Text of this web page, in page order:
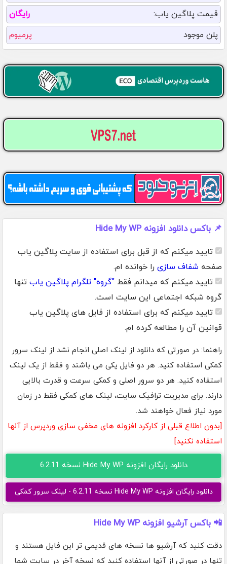
قیمت پلاگین یاب:
رایگان
پلن موجود
پرمیوم
📌 باکس دانلود افزونه Hide My WP
تایید میکنم که از قبل برای استفاده از سایت پلاگین یاب
صفحه شفاف سازی را خوانده ام.
تایید میکنم که میدانم فقط "گروه" تلگرام پلاگین یاب تنها
گروه شبکه اجتماعی این سایت است.
تایید میکنم که برای استفاده از فایل های پلاگین یاب
قوانین آن را مطالعه کرده ام.
راهنما: در صورتی که دانلود از لینک اصلی انجام نشد از لینک سرور
کمکی استفاده کنید. هر دو فایل یکی می باشند و فقط از یک لینک
استفاده کنید. هر دو سرور اصلی و کمکی سرعت و قدرت بالایی
دارند. برای مدیریت ترافیک سایت، لینک های کمکی فقط در زمان
مورد نیاز فعال خواهند شد.
[بدون اطلاع قبلی از کارکرد افزونه های مخفی سازی وردپرس از آنها
استفاده نکنید]
دانلود رایگان افزونه Hide My WP نسخه 6.2.11
دانلود رایگان افزونه Hide My WP نسخه 6.2.11 - لینک سرور کمکی
📲 باکس آرشیو افزونه Hide My WP
دقت کنید که آرشیو ها نسخه های قدیمی تر این فایل هستند و
تنها در صورتی از آنها استفاده کنید که نسخه آخر در سایت شما